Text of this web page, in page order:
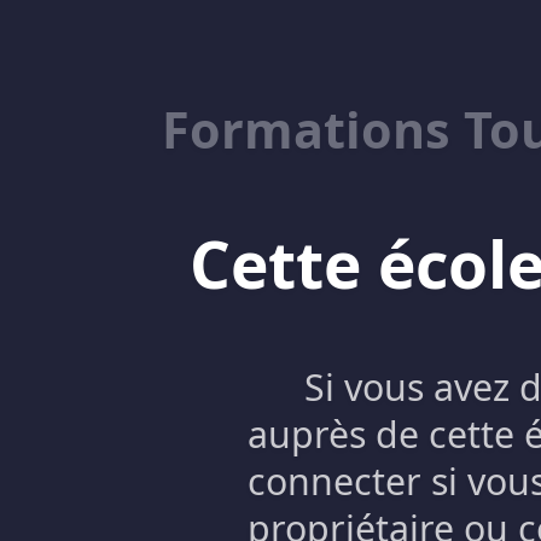
Formations
Cette
Si vous avez
auprès de cette
connecter si
propriétaire ou